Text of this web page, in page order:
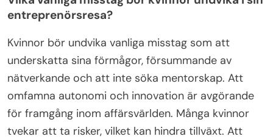
entreprenörsresa?
Kvinnor bör undvika vanliga misstag som att
underskatta sina förmågor, försummande av
nätverkande och att inte söka mentorskap. Att
omfamna autonomi och innovation är avgörande
för framgång inom affärsvärlden. Många kvinnor
tvekar att ta risker, vilket kan hindra tillväxt. Att